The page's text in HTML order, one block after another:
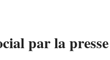
par la presse